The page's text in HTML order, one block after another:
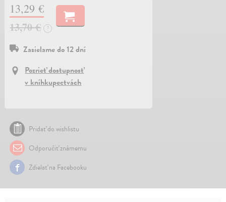
13,29 €
13,70 €
?
Zasielame do 12 dní
Pozrieť dostupnosť
v kníhkupectvách
Pridať do wishlistu
Odporučiť známemu
Zdielať na Facebooku